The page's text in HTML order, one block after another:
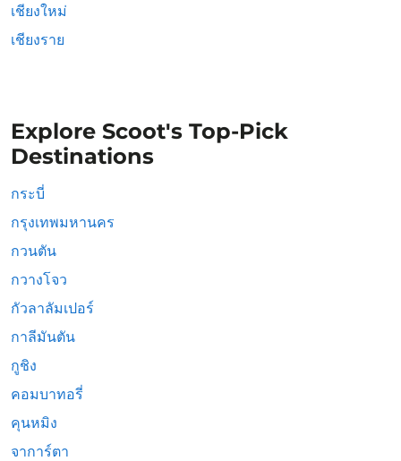
เชียงใหม่
เชียงราย
Explore Scoot's Top-Pick
Destinations
กระบี่
กรุงเทพมหานคร
กวนตัน
กวางโจว
กัวลาลัมเปอร์
กาลีมันตัน
กูชิง
คอมบาทอรี่
คุนหมิง
จาการ์ตา